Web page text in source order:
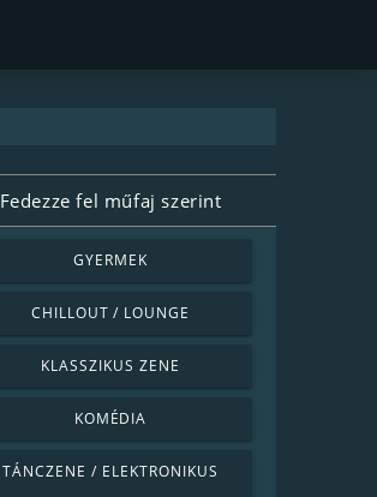
Fedezze fel műfaj szerint
GYERMEK
CHILLOUT / LOUNGE
KLASSZIKUS ZENE
KOMÉDIA
TÁNCZENE / ELEKTRONIKUS